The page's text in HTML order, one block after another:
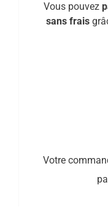
Vous pouvez
sans frais
Votre